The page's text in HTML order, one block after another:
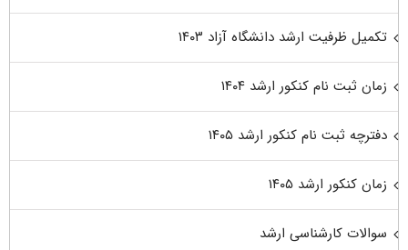
تکمیل ظرفیت ارشد دانشگاه آزاد ۱۴۰۳
زمان ثبت نام کنکور ارشد ۱۴۰۴
دفترچه ثبت نام کنکور ارشد ۱۴۰۵
زمان کنکور ارشد ۱۴۰۵
سوالات کارشناسی ارشد